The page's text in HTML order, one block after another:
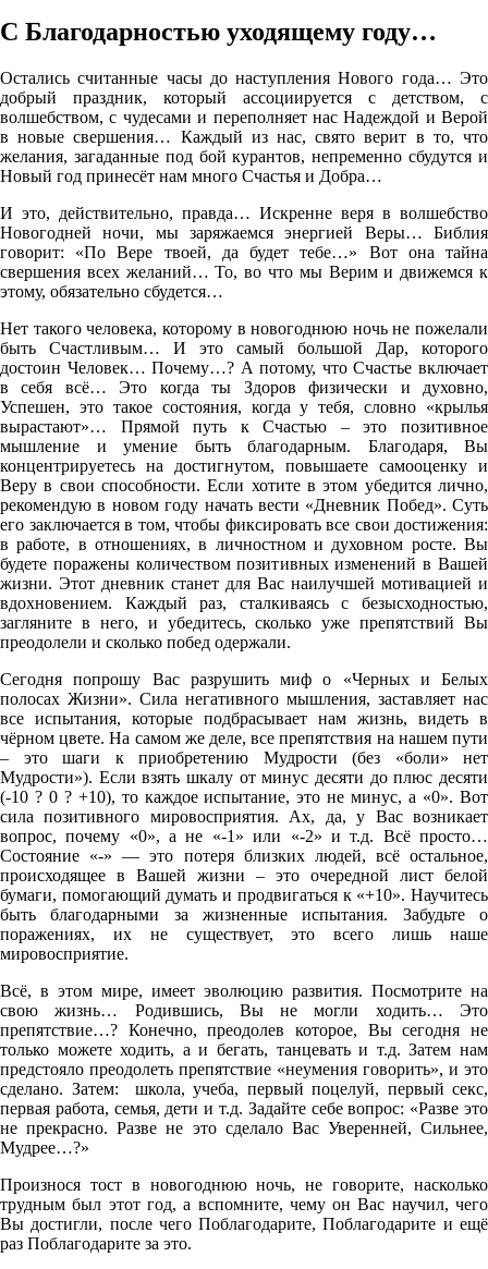
С Благодарностью уходящему году…
Остались считанные часы до наступления Нового года… Это
добрый праздник, который ассоциируется с детством, с
волшебством, с чудесами и переполняет нас Надеждой и Верой
в новые свершения… Каждый из нас, свято верит в то, что
желания, загаданные под бой курантов, непременно сбудутся и
Новый год принесёт нам много Счастья и Добра…
И это, действительно, правда… Искренне веря в волшебство
Новогодней ночи, мы заряжаемся энергией Веры… Библия
говорит: «По Вере твоей, да будет тебе…» Вот она тайна
свершения всех желаний… То, во что мы Верим и движемся к
этому, обязательно сбудется…
Нет такого человека, которому в новогоднюю ночь не пожелали
быть Счастливым… И это самый большой Дар, которого
достоин Человек… Почему…? А потому, что Счастье включает
в себя всё… Это когда ты Здоров физически и духовно,
Успешен, это такое состояния, когда у тебя, словно «крылья
вырастают»… Прямой путь к Счастью – это позитивное
мышление и умение быть благодарным. Благодаря, Вы
концентрируетесь на достигнутом, повышаете самооценку и
Веру в свои способности. Если хотите в этом убедится лично,
рекомендую в новом году начать вести «Дневник Побед». Суть
его заключается в том, чтобы фиксировать все свои достижения:
в работе, в отношениях, в личностном и духовном росте. Вы
будете поражены количеством позитивных изменений в Вашей
жизни. Этот дневник станет для Вас наилучшей мотивацией и
вдохновением. Каждый раз, сталкиваясь с безысходностью,
загляните в него, и убедитесь, сколько уже препятствий Вы
преодолели и сколько побед одержали.
Сегодня попрошу Вас разрушить миф о «Черных и Белых
полосах Жизни». Сила негативного мышления, заставляет нас
все испытания, которые подбрасывает нам жизнь, видеть в
чёрном цвете. На самом же деле, все препятствия на нашем пути
– это шаги к приобретению Мудрости (без «боли» нет
Мудрости»). Если взять шкалу от минус десяти до плюс десяти
(-10 ? 0 ? +10), то каждое испытание, это не минус, а «0». Вот
сила позитивного мировосприятия. Ах, да, у Вас возникает
вопрос, почему «0», а не «-1» или «-2» и т.д. Всё просто…
Состояние «-» — это потеря близких людей, всё остальное,
происходящее в Вашей жизни – это очередной лист белой
бумаги, помогающий думать и продвигаться к «+10». Научитесь
быть благодарными за жизненные испытания. Забудьте о
поражениях, их не существует, это всего лишь наше
мировосприятие.
Всё, в этом мире, имеет эволюцию развития. Посмотрите на
свою жизнь… Родившись, Вы не могли ходить… Это
препятствие…? Конечно, преодолев которое, Вы сегодня не
только можете ходить, а и бегать, танцевать и т.д. Затем нам
предстояло преодолеть препятствие «неумения говорить», и это
сделано. Затем: школа, учеба, первый поцелуй, первый секс,
первая работа, семья, дети и т.д. Задайте себе вопрос: «Разве это
не прекрасно. Разве не это сделало Вас Уверенней, Сильнее,
Мудрее…?»
Произнося тост в новогоднюю ночь, не говорите, насколько
трудным был этот год, а вспомните, чему он Вас научил, чего
Вы достигли, после чего Поблагодарите, Поблагодарите и ещё
раз Поблагодарите за это.